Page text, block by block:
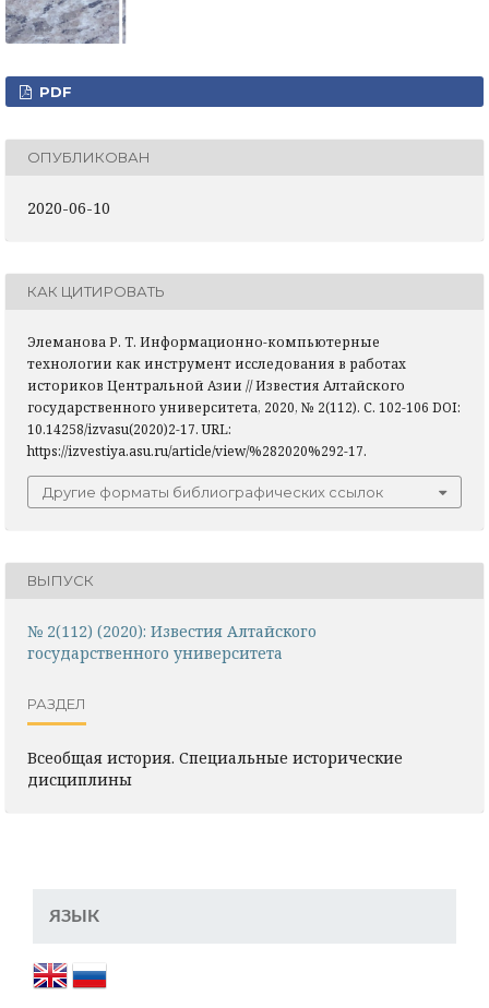
PDF
ОПУБЛИКОВАН
2020-06-10
КАК ЦИТИРОВАТЬ
Элеманова Р. Т. Информационно-компьютерные
технологии как инструмент исследования в работах
историков Центральной Азии // Известия Алтайского
государственного университета, 2020, № 2(112). С. 102-106 DOI:
10.14258/izvasu(2020)2-17. URL:
https://izvestiya.asu.ru/article/view/%282020%292-17.
Другие форматы библиографических ссылок
ВЫПУСК
№ 2(112) (2020): Известия Алтайского
государственного университета
РАЗДЕЛ
Всеобщая история. Специальные исторические
дисциплины
ЯЗЫК